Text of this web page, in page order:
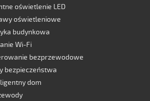
oświetlenie LED
oświetleniowe
budynkowa
Wi-Fi
bezprzewodowe
bezpieczeństwa
dom